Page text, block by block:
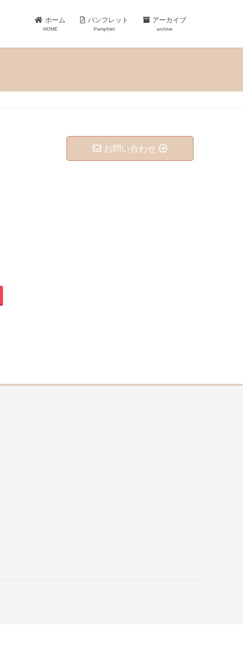
ホーム
HOME
パンフレット
Pamphlet
アーカイブ
archive
お問い合わせ